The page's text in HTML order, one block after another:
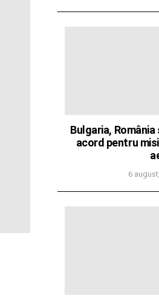
Bulgaria, România
acord pentru
6